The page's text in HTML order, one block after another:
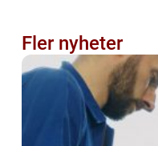
Fler nyheter